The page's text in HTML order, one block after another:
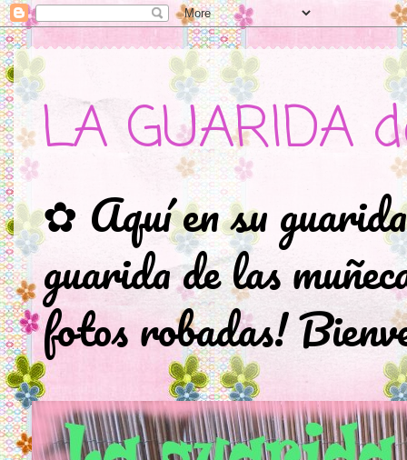
LA GUARIDA
✿ Aquí en su
guarida de las
fotos robadas!